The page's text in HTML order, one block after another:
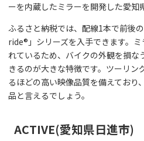
ーを内蔵したミラーを開発した愛知
ふるさと納税では、配線1本で前後
ride®」シリーズを入手できます。
れているため、バイクの外観を損な
きるのが大きな特徴です。ツーリン
るほどの高い映像品質を備えており
品と言えるでしょう。
ACTIVE(愛知県日進市)